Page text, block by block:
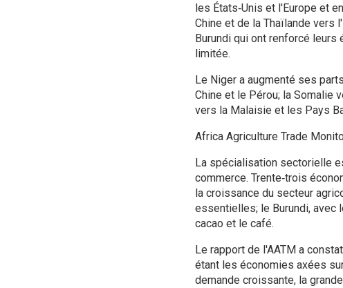
les États‑Unis et l'Europe et
Chine et de la Thaïlande vers
Burundi qui ont renforcé
limitée.
Le Niger a augmenté ses
Chine et le Pérou; la Somalie
vers la Malaisie et les Pays
Africa Agriculture Trade
La spécialisation sectorielle
commerce. Trente‑trois
la croissance du secteur
essentielles; le Burundi, avec
cacao et le café.
Le rapport de l'AATM a
étant les économies axées
demande croissante, la